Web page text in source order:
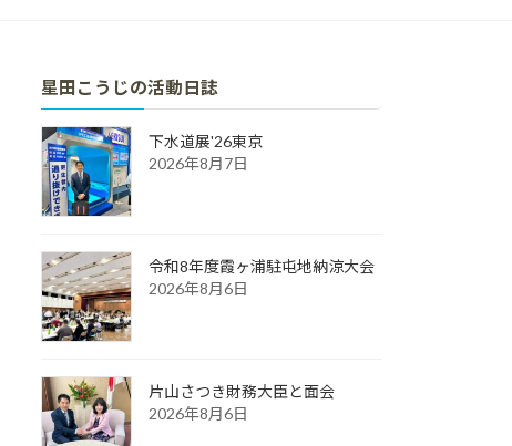
星田こうじの活動日誌
下水道展'26東京
2026年8月7日
令和8年度霞ヶ浦駐屯地納涼大会
2026年8月6日
片山さつき財務大臣と面会
2026年8月6日